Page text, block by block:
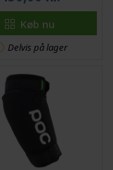
Køb nu
Delvis på lager